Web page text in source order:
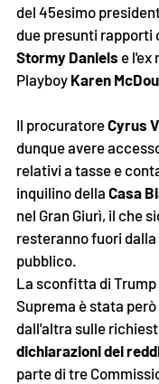
del 45esimo
due presunti rapporti
Stormy Daniels e l'ex
Playboy Karen
Il procuratore Cyrus
dunque avere
relativi a tasse e
inquilino della Casa
nel Gran Giurì, il che
resteranno fuori
pubblico.
La sconfitta di Trump
Suprema è stata
dall'altra sulle
dichiarazioni dei
parte di tre